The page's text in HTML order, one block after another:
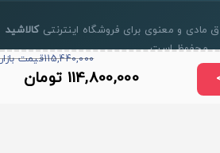
115,440,000قیمت بازار
114,800,000 تومان
کالاشید
محفوظ است.